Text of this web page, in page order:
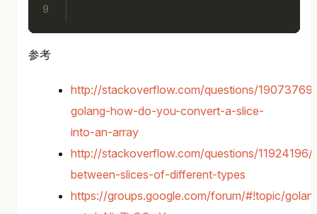
9
参考
http://stackoverflow.com/questions/
golang-how-do-you-convert-a-slice-
into-an-array
http://stackoverflow.com/questions/
between-slices-of-different-types
https://groups.google.com/forum/#!topic/